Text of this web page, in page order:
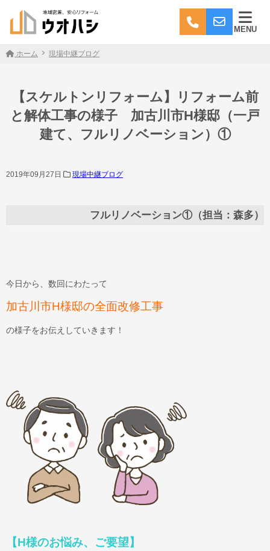
MENU
ホーム 現場中継ブログ
【スケルトンリフォーム】リフォーム前
と解体工事の様子 加古川市H様邸（一戸
建て、フルリノベーション）①
2019年09月27日 現場中継ブログ
フルリノベーション①（担当：森多）
今日から、数回にわたって
加古川市H様邸の全面改修工事
の様子をお伝えしていきます！
【H様のお悩み、ご要望】